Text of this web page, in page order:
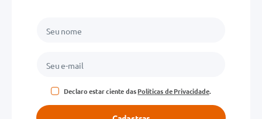
Declaro estar ciente dasPolíticas de Privacidade.